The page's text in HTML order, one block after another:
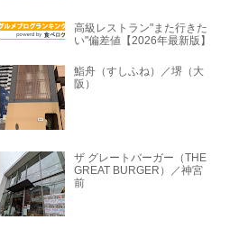
高級レストラン"また行きた
い"偏差値【2026年最新版】
鮨舟（すしふね）／堺（大
阪）
ザ グレートバーガー（THE
GREAT BURGER）／神宮
前